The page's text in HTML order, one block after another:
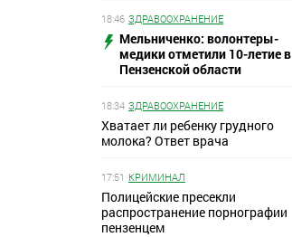
18:46 ЗДРАВООХРАНЕНИЕ
Мельниченко: волонтеры-
медики отметили 10-летие в
Пензенской области
18:34 ЗДРАВООХРАНЕНИЕ
Хватает ли ребенку грудного
молока? Ответ врача
17:51 КРИМИНАЛ
Полицейские пресекли
распространение порнографии
пензенцем